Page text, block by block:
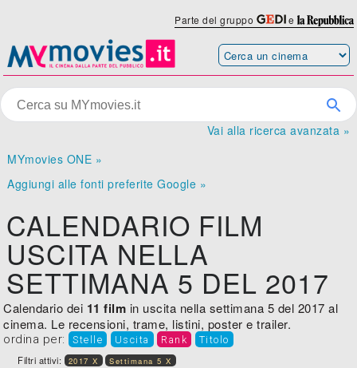
Parte del gruppo e
Vai alla ricerca avanzata »
MYmovies ONE »
Aggiungi alle fonti preferite Google »
CALENDARIO FILM
USCITA NELLA
SETTIMANA 5 DEL 2017
Calendario dei 11 film in uscita nella settimana 5 del 2017 al
cinema. Le recensioni, trame, listini, poster e trailer.
ordina per: Stelle Uscita Rank Titolo
Filtri attivi: 2017 X Settimana 5 X